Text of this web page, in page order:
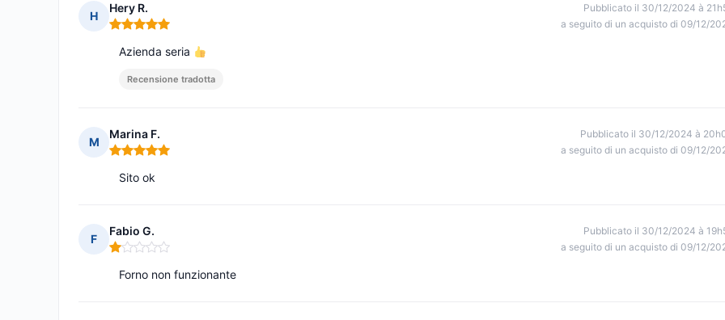
H
Hery R.
Nota: 5 su 5
Pubblicato il 30/12/2024 à
a seguito di un acquisto di 09/12/
Azienda seria
Recensione tradotta
M
Marina F.
Nota: 5 su 5
Pubblicato il 30/12/2024 à
a seguito di un acquisto di 09/12/
Sito ok
F
Fabio G.
Nota: 1 su 5
Pubblicato il 30/12/2024 à
a seguito di un acquisto di 09/12/
Forno non funzionante